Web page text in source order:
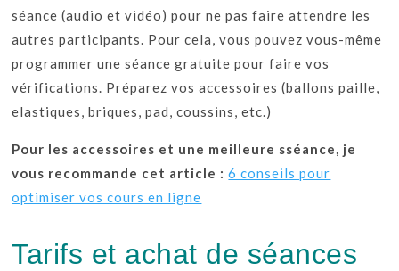
séance (audio et vidéo) pour ne pas faire attendre les
autres participants. Pour cela, vous pouvez vous-même
programmer une séance gratuite pour faire vos
vérifications. Préparez vos accessoires (ballons paille,
elastiques, briques, pad, coussins, etc.)
Pour les accessoires et une meilleure sséance, je
vous recommande cet article : 6 conseils pour
optimiser vos cours en ligne
Tarifs et achat de séances